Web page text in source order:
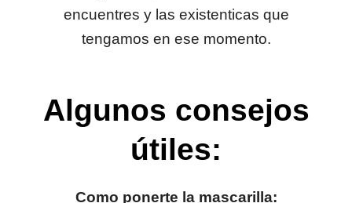
encuentres y las existenticas que
tengamos en ese momento.
Algunos consejos
útiles:
Como ponerte la mascarilla: